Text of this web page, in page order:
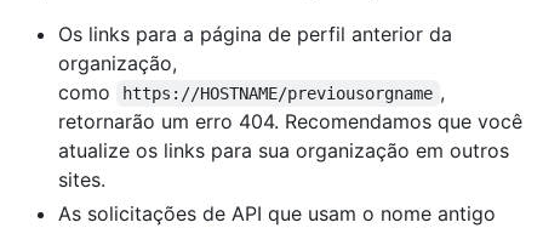
Os links para a página de perfil anterior da
organização,
como
https://HOSTNAME/previousorgname ,
retornarão um erro 404. Recomendamos que você
atualize os links para sua organização em outros
sites.
As solicitações de API que usam o nome antigo